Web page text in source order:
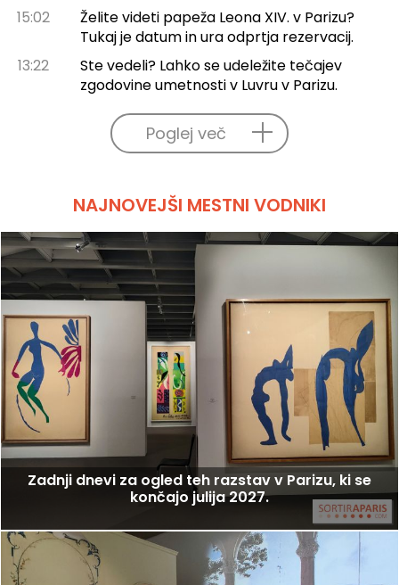
15:02
Želite videti papeža Leona XIV. v Parizu?
Tukaj je datum in ura odprtja rezervacij.
13:22
Ste vedeli? Lahko se udeležite tečajev
zgodovine umetnosti v Luvru v Parizu.
Poglej več
NAJNOVEJŠI MESTNI VODNIKI
Zadnji dnevi za ogled teh razstav v Parizu, ki se
končajo julija 2027.